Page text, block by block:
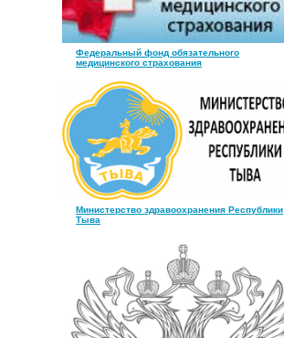
Федеральный фонд обязательного
медицинского страхования
Министерство здравоохранения Республики
Тыва